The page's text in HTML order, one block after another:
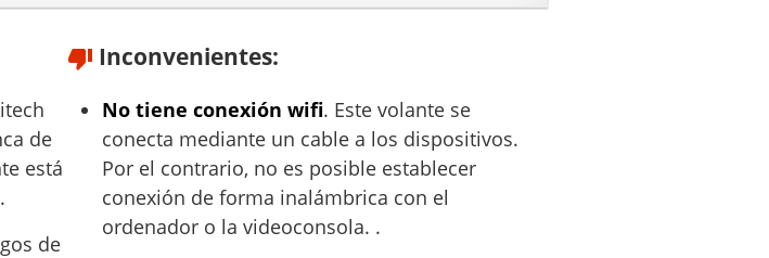
de
está
de
Inconvenientes:
No tiene conexión wifi. Este volante se
conecta mediante un cable a los dispositivos.
Por el contrario, no es posible establecer
conexión de forma inalámbrica con el
ordenador o la videoconsola. .